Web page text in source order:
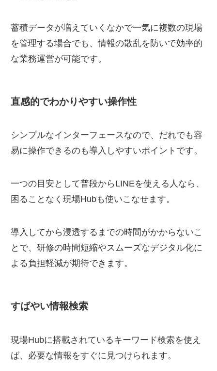
蓄積データが増えていくなかで一気に複数の現場
を管理する場合でも、情報の散乱を防いで効率的
な業務運営が可能です。
直感的でわかりやすい操作性
シンプルなインターフェースなので、だれでも容
易に操作できるのも導入しやすいポイントです。
一つの目安として普段からLINEを使える人なら、
困ることなく現場Hubも使いこなせます。
導入してから浸透するまでの時間がかからないこ
とで、研修の時間短縮やスムーズなデジタル化に
よる負担軽減が期待できます。
すばやい情報検索
現場Hubに搭載されているキーワード検索を使え
ば、必要な情報をすぐに見つけられます。